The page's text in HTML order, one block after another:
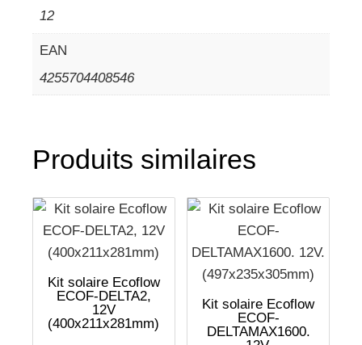
12
EAN
4255704408546
Produits similaires
Kit solaire Ecoflow
ECOF-DELTA2,
12V
(400x211x281mm)
Kit solaire Ecoflow
ECOF-
DELTAMAX1600.